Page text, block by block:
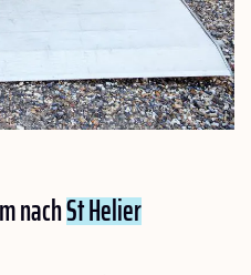
nachSt Helier